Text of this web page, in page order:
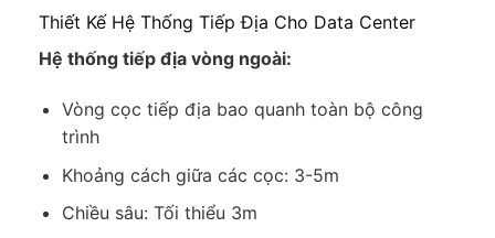
Thiết Kế Hệ Thống Tiếp Địa Cho Data Center
Hệ thống tiếp địa vòng ngoài:
Vòng cọc tiếp địa bao quanh toàn bộ công
trình
Khoảng cách giữa các cọc: 3-5m
Chiều sâu: Tối thiểu 3m